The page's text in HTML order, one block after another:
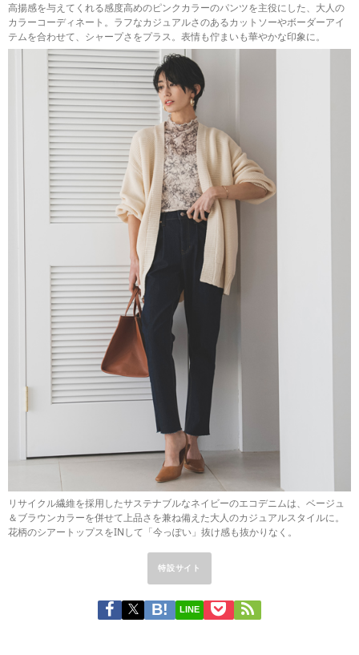
高揚感を与えてくれる感度高めのピンクカラーのパンツを主役にした、大人の
カラーコーディネート。ラフなカジュアルさのあるカットソーやボーダーアイ
テムを合わせて、シャープさをプラス。表情も佇まいも華やかな印象に。
リサイクル繊維を採用したサステナブルなネイビーのエコデニムは、ベージュ
＆ブラウンカラーを併せて上品さを兼ね備えた大人のカジュアルスタイルに。
花柄のシアートップスをINして「今っぽい」抜け感も抜かりなく。
特設サイト
LINE